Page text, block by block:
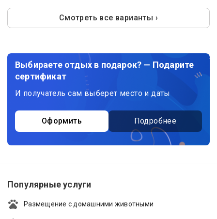
Смотреть все варианты ›
Выбираете отдых в подарок? — Подарите
сертификат
И получатель сам выберет место и даты
Оформить Подробнее
Популярные услуги
Размещение с домашними животными